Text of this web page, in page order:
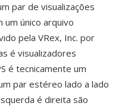
par de visualizações
único arquivo
pela VRex, Inc. por
é visualizadores
é tecnicamente um
par estéreo lado a lado
é direita são